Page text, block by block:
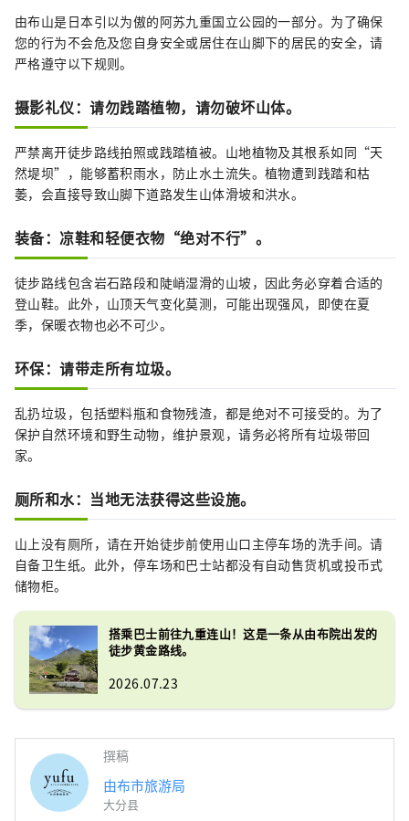
由布山是日本引以为傲的阿苏九重国立公园的一部分。为了确保
您的行为不会危及您自身安全或居住在山脚下的居民的安全，请
严格遵守以下规则。
摄影礼仪：请勿践踏植物，请勿破坏山体。
严禁离开徒步路线拍照或践踏植被。山地植物及其根系如同“天
然堤坝”，能够蓄积雨水，防止水土流失。植物遭到践踏和枯
萎，会直接导致山脚下道路发生山体滑坡和洪水。
装备：凉鞋和轻便衣物“绝对不行”。
徒步路线包含岩石路段和陡峭湿滑的山坡，因此务必穿着合适的
登山鞋。此外，山顶天气变化莫测，可能出现强风，即使在夏
季，保暖衣物也必不可少。
环保：请带走所有垃圾。
乱扔垃圾，包括塑料瓶和食物残渣，都是绝对不可接受的。为了
保护自然环境和野生动物，维护景观，请务必将所有垃圾带回
家。
厕所和水：当地无法获得这些设施。
山上没有厕所，请在开始徒步前使用山口主停车场的洗手间。请
自备卫生纸。此外，停车场和巴士站都没有自动售货机或投币式
储物柜。
搭乘巴士前往九重连山！这是一条从由布院出发的
徒步黄金路线。
2026.07.23
撰稿
由布市旅游局
大分县